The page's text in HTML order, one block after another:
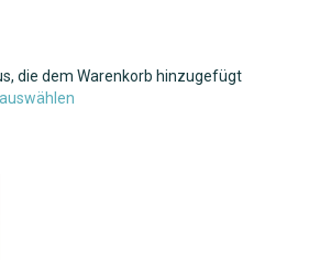
die dem Warenkorb hinzugefügt